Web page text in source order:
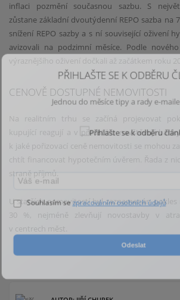
inflaci pozmění současnou sazbu. S
zůstane základní dvoutýdenní REPO sazba na
snížení REPO sazby a s ní související oživení
avizovali na podzimní měsíce. Podle
výraznějšího oživení dočkali až začátkem roku
CENOVĚ DOSTUPNÉ NEMOVITOSTI
Na realitním trhu se začíná projevovat
kupující reagují a v předstihu navštěvují
k jaké pořizovací ceně nemovitosti se mohou
chtít financovat hypotečním úvěrem. Řada z
straně příjmů.
U starších nemovitostí byl zaznamenán
30 %, nejméně zlevňují novostavby v
v centrech měst.
PŘIHLAŠTE SE K ODBĚRU
Jednou do měsíce tipy a rady e-
Souhlasím sezpracováním osobních údajů
Odeslat